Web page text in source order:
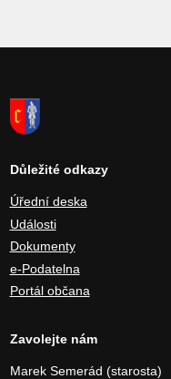
Důležité odkazy
Úřední deska
Události
Dokumenty
e-Podatelna
Portál občana
Zavolejte nám
Marek Semerád (starosta)